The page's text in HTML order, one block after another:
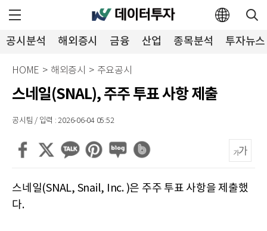
공시분석 해외증시 금융 산업 종목분석 투자뉴스
HOME > 해외증시 > 주요공시
스네일(SNAL), 주주 투표 사항 제출
공시팀 / 입력 : 2026-06-04 05:52
스네일(SNAL, Snail, Inc. )은 주주 투표 사항을 제출했
다.